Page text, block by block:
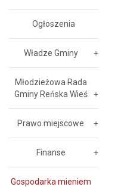
Ogłoszenia
Władze Gminy
Młodzieżowa Rada
Gminy Reńska Wieś
Prawo miejscowe
Finanse
Gospodarka mieniem